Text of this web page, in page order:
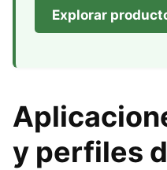
Explorar
y perfiles